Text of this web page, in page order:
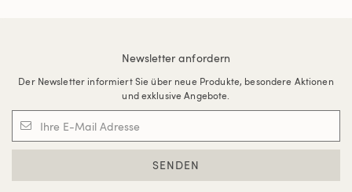
Newsletter anfordern
Der Newsletter informiert Sie über neue Produkte, besondere Aktionen
und exklusive Angebote.
SENDEN